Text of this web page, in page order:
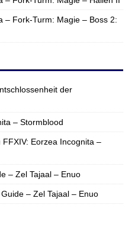
– Fork-Turm: Magie – Boss 2:
der
– Stormblood
FFXIV: Eorzea Incognita –
– Zel Tajaal – Enuo
– Zel Tajaal – Enuo